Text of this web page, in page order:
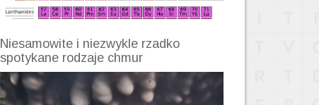
Niesamowite i niezwykle rzadko
spotykane rodzaje chmur